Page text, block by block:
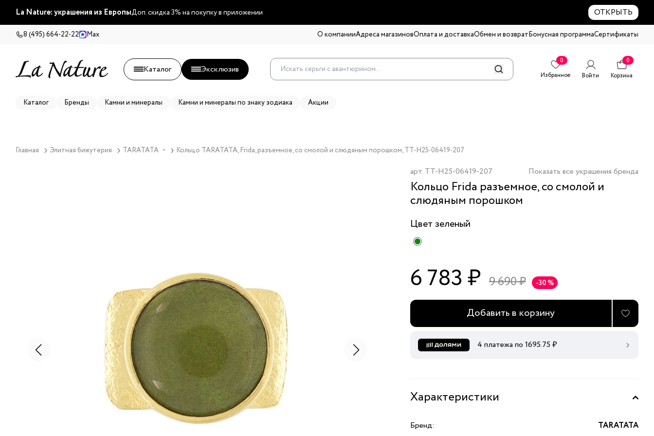
La Nature: украшения из ЕвропыДоп. скидка 3% на покупку в приложении ОТКРЫТЬ
8 (495) 664-22-22 Max О компанииАдреса магазиновОплата и доставкаОбмен и возвратБонусная программаСертификаты
Каталог Эксклюзив
0
Избранное
Войти
0
Корзина
Каталог Бренды Камни и минералы Камни и минералы по знаку зодиака Акции
Главная Элитная бижутерия TARATATA ▼ Кольцо TARATATA, Frida, разъемное, со смолой и слюдяным порошком, TT-H25-06419-207
арт. TT-H25-06419-207 Показать все украшения бренда
Кольцо Frida разъемное, со смолой и
слюдяным порошком
Цвет зеленый
6 783 ₽ 9 690 ₽ -30 %
Добавить в корзину
4 платежа по 1695.75 ₽
Характеристики
Бренд:
TARATATA